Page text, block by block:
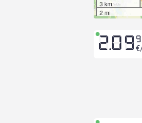
3 km
2 mi
2.09 9